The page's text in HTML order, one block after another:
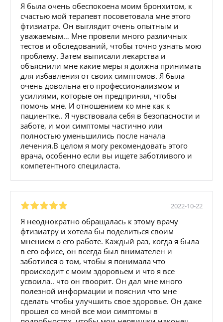
Я была очень обеспокоена моим бронхитом, к
счастью мой терапевт посоветовала мне этого
фтизиатра. Он выглядит очень опытным и
уважаемым… Мне провели много различных
тестов и обследований, чтобы точно узнать мою
проблему. Затем выписали лекарства и
объяснили мне какие меры я должна принимать
для избавления от своих симптомов. Я была
очень довольна его профессионализмом и
усилиями, которые он предпринял, чтобы
помочь мне. И отношением ко мне как к
пациентке.. Я чувствовала себя в безопасности и
заботе, и мои симптомы частично или
полностью уменьшились после начала
лечения.В целом я могу рекомендовать этого
врача, особенно если вы ищете заботливого и
компетентного специласта.
2022-10-22
Я неоднократно обращалась к этому врачу
фтизиатру и хотела бы поделиться своим
мнением о его работе. Каждый раз, когда я была
в его офисе, он всегда был внимателен и
заботился о том, чтобы я понимала что
происходит с моим здоровьем и что я все
усвоила.. что он гвоорит. Он дал мне много
полезной информации и пояснил что мне
сделать чтобы улучшить свое здоровье. Он даже
прошел со мной все мои симптомы в